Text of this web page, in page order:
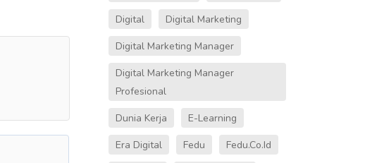
Digital
Digital Marketing
Digital Marketing Manager
Digital Marketing Manager
Profesional
Dunia Kerja
E-Learning
Era Digital
Fedu
Fedu.co.id